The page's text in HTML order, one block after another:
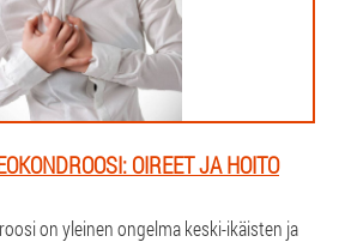
OIREET JA HOITO
on yleinen ongelma keski-ikäisten ja